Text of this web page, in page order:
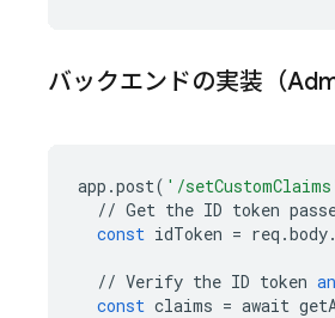
バックエンドの実装（
app .post( '/
// Get the ID token
const idToken = req .body.
// Verify the ID token
const claims = await